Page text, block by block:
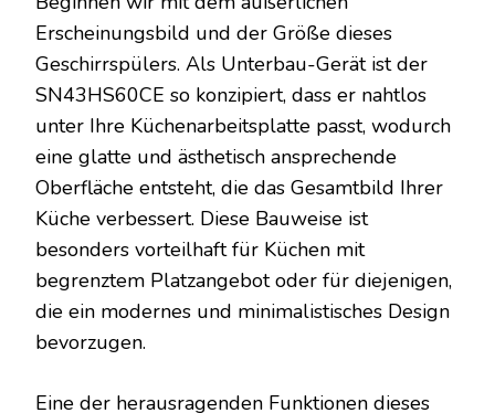
Erscheinungsbild und der Größe dieses
Geschirrspülers. Als Unterbau-Gerät ist der
SN43HS60CE so konzipiert, dass er nahtlos
unter Ihre Küchenarbeitsplatte passt, wodurch
eine glatte und ästhetisch ansprechende
Oberfläche entsteht, die das Gesamtbild Ihrer
Küche verbessert. Diese Bauweise ist
besonders vorteilhaft für Küchen mit
begrenztem Platzangebot oder für diejenigen,
die ein modernes und minimalistisches Design
bevorzugen.
Eine der herausragenden Funktionen dieses